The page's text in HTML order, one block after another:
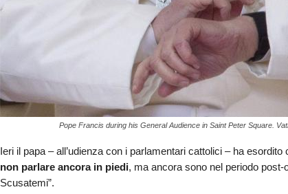
Pope Francis during his General Audience in Saint Peter Square.
Ieri il papa – all’udienza con i parlamentari cattolici – ha
non parlare ancora in piedi, ma ancora sono nel periodo post-
Scusatemi”.